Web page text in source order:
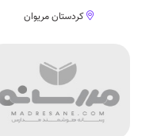
کردستان مریوان